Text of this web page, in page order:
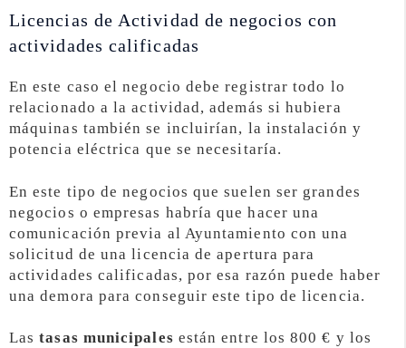
Licencias de Actividad de negocios con
actividades calificadas
En este caso el negocio debe registrar todo lo
relacionado a la actividad, además si hubiera
máquinas también se incluirían, la instalación y
potencia eléctrica que se necesitaría.
En este tipo de negocios que suelen ser grandes
negocios o empresas habría que hacer una
comunicación previa al Ayuntamiento con una
solicitud de una licencia de apertura para
actividades calificadas, por esa razón puede haber
una demora para conseguir este tipo de licencia.
Lastasas municipales están entre los 800 € y los